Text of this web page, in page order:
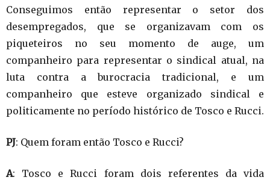
Conseguimos então representar o setor dos
desempregados, que se organizavam com os
piqueteiros no seu momento de auge, um
companheiro para representar o sindical atual, na
luta contra a burocracia tradicional, e um
companheiro que esteve organizado sindical e
politicamente no período histórico de Tosco e Rucci.
PJ: Quem foram então Tosco e Rucci?
A: Tosco e Rucci foram dois referentes da vida